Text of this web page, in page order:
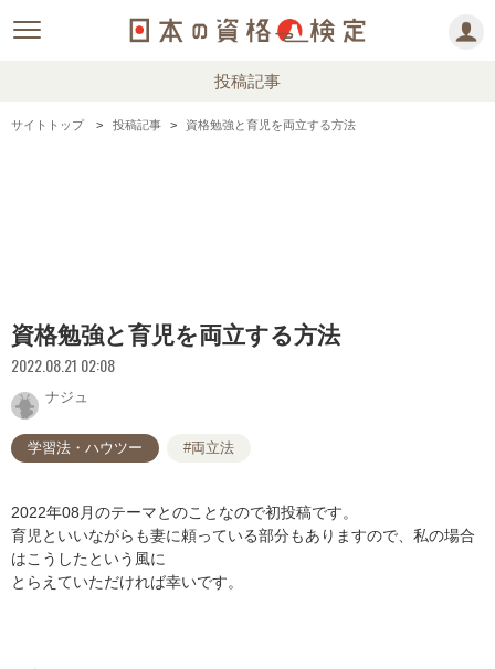
投稿記事
サイトトップ 投稿記事 資格勉強と育児を両立する方法
資格勉強と育児を両立する方法
2022.08.21 02:08
ナジュ
学習法・ハウツー #両立法
2022年08月のテーマとのことなので初投稿です。
育児といいながらも妻に頼っている部分もありますので、私の場合
はこうしたという風に
とらえていただければ幸いです。